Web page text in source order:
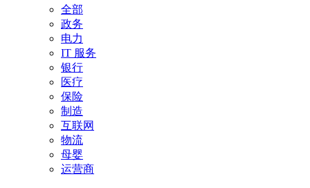
全部
政务
电力
IT 服务
银行
医疗
保险
制造
互联网
物流
母婴
运营商